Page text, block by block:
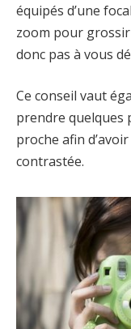
équipés d’une
zoom pour grossir
donc pas à vous
Ce conseil vaut
prendre quelques
proche afin
contrastée.